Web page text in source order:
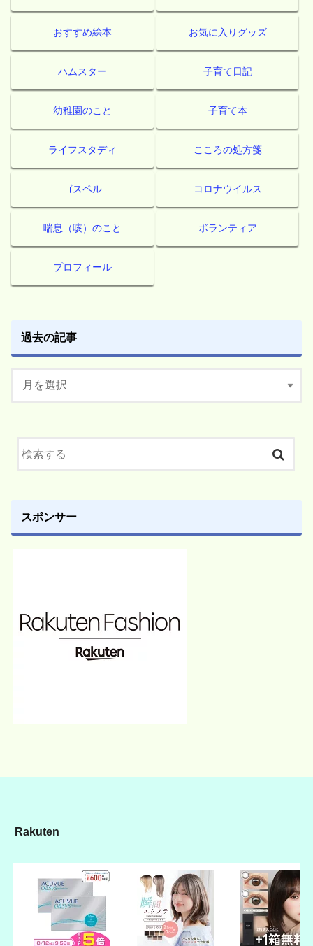
おすすめ絵本 お気に入りグッズ
ハムスター 子育て日記
幼稚園のこと 子育て本
ライフスタディ こころの処方箋
ゴスペル コロナウイルス
喘息（咳）のこと ボランティア
プロフィール
過去の記事
スポンサー
Rakuten